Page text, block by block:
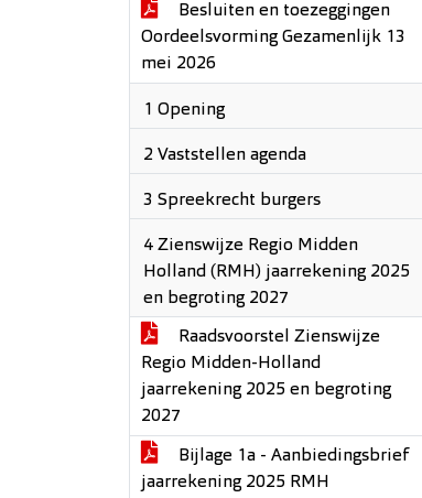
Besluiten en toezeggingen
Oordeelsvorming Gezamenlijk 13
mei 2026
1 Opening
2 Vaststellen agenda
3 Spreekrecht burgers
4 Zienswijze Regio Midden
Holland (RMH) jaarrekening 2025
en begroting 2027
Raadsvoorstel Zienswijze
Regio Midden-Holland
jaarrekening 2025 en begroting
2027
Bijlage 1a - Aanbiedingsbrief
jaarrekening 2025 RMH